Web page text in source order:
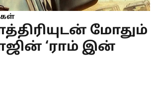
மோதும்
‘ராம் இன்